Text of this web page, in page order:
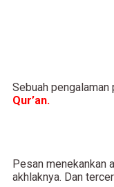
Sebuah
Qur’an.
Pesan menekankan
akhlaknya. Dan